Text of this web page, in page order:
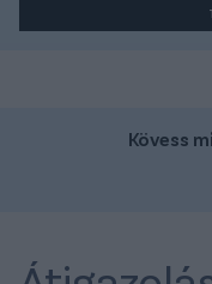
Kövess